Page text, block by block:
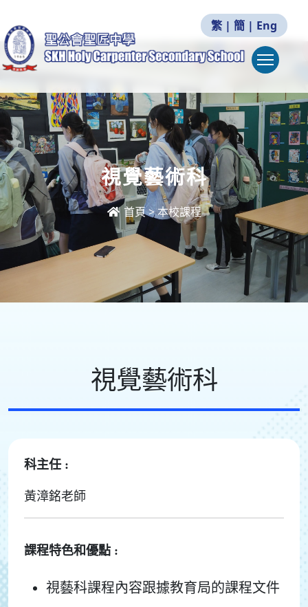
繁 | 簡 | Eng
視覺藝術科
首頁>本校課程
視覺藝術科
科主任 :
黃漳銘老師
課程特色和優點 :
視藝科課程內容跟據教育局的課程文件